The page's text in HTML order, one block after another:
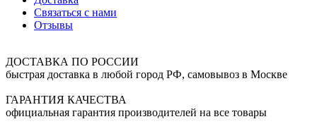
Связаться с нами
Отзывы
ДОСТАВКА ПО РОССИИ
быстрая доставка в любой город РФ, самовывоз в Москве
ГАРАНТИЯ КАЧЕСТВА
официальная гарантия производителей на все товары